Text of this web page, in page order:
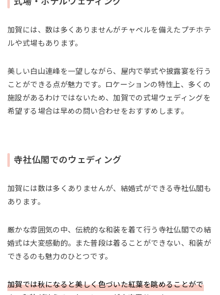
加賀には、数は多くありませんがチャペルを備えたプチホテ
ルや式場もあります。
美しい白山連峰を一望しながら、屋内で挙式や披露宴を行う
ことができる点が魅力です。ロケーションの特性上、多くの
施設があるわけではないため、加賀での式場ウェディングを
希望する場合は早めの問い合わせをおすすめします。
寺社仏閣でのウェディング
加賀には数は多くありませんが、結婚式ができる寺社仏閣も
あります。
厳かな雰囲気の中、伝統的な和装を着て行う寺社仏閣での結
婚式は大変感動的。また普段は着ることができない、和装が
できるのも魅力のひとつです。
加賀では秋になると美しく色づいた紅葉を眺めることがで